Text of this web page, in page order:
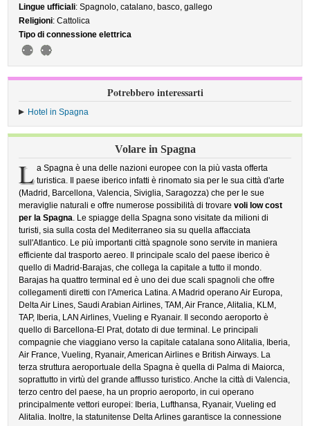
Lingue ufficiali: Spagnolo, catalano, basco, gallego
Religioni: Cattolica
Tipo di connessione elettrica
Potrebbero interessarti
Hotel in Spagna
Volare in Spagna
L a Spagna è una delle nazioni europee con la più vasta offerta
turistica. Il paese iberico infatti è rinomato sia per le sua città d'arte
(Madrid, Barcellona, Valencia, Siviglia, Saragozza) che per le sue
meraviglie naturali e offre numerose possibilità di trovarevoli low cost
per la Spagna. Le spiagge della Spagna sono visitate da milioni di
turisti, sia sulla costa del Mediterraneo sia su quella affacciata
sull'Atlantico. Le più importanti città spagnole sono servite in maniera
efficiente dal trasporto aereo. Il principale scalo del paese iberico è
quello di Madrid-Barajas, che collega la capitale a tutto il mondo.
Barajas ha quattro terminal ed è uno dei due scali spagnoli che offre
collegamenti diretti con l'America Latina. A Madrid operano Air Europa,
Delta Air Lines, Saudi Arabian Airlines, TAM, Air France, Alitalia, KLM,
TAP, Iberia, LAN Airlines, Vueling e Ryanair. Il secondo aeroporto è
quello di Barcellona-El Prat, dotato di due terminal. Le principali
compagnie che viaggiano verso la capitale catalana sono Alitalia, Iberia,
Air France, Vueling, Ryanair, American Airlines e British Airways. La
terza struttura aeroportuale della Spagna è quella di Palma di Maiorca,
soprattutto in virtù del grande afflusso turistico. Anche la città di Valencia,
terzo centro del paese, ha un proprio aeroporto, in cui operano
principalmente vettori europei: Iberia, Lufthansa, Ryanair, Vueling ed
Alitalia. Inoltre, la statunitense Delta Arlines garantisce la connessione